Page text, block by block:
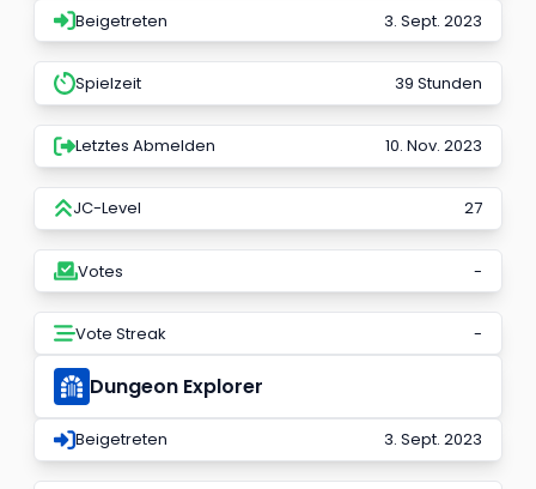
Beigetreten 3. Sept. 2023
Spielzeit 39 Stunden
Letztes Abmelden 10. Nov. 2023
JC-Level 27
Votes -
Vote Streak -
Dungeon Explorer
Beigetreten 3. Sept. 2023